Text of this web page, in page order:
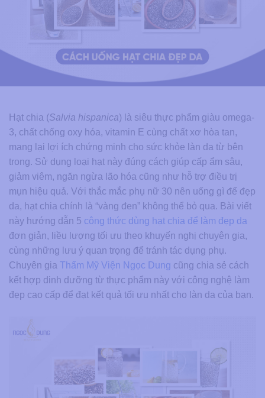
Hạt chia (Salvia hispanica) là siêu thực phẩm giàu omega-
3, chất chống oxy hóa, vitamin E cùng chất xơ hòa tan,
mang lại lợi ích chứng minh cho sức khỏe làn da từ bên
trong. Sử dụng loại hạt này đúng cách giúp cấp ẩm sâu,
giảm viêm, ngăn ngừa lão hóa cũng như hỗ trợ điều trị
mụn hiệu quả. Với thắc mắc phụ nữ 30 nên uống gì để đẹp
da, hạt chia chính là “vàng đen” không thể bỏ qua. Bài viết
này hướng dẫn 5 công thức dùng hạt chia để làm đẹp da
đơn giản, liều lượng tối ưu theo khuyến nghị chuyên gia,
cùng những lưu ý quan trọng để tránh tác dụng phụ.
Chuyên gia Thẩm Mỹ Viện Ngọc Dung cũng chia sẻ cách
kết hợp dinh dưỡng từ thực phẩm này với công nghệ làm
đẹp cao cấp để đạt kết quả tối ưu nhất cho làn da của bạn.